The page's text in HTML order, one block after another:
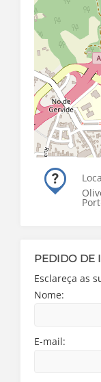
PEDIDO DE
Esclareça as
Nome:
E-mail: